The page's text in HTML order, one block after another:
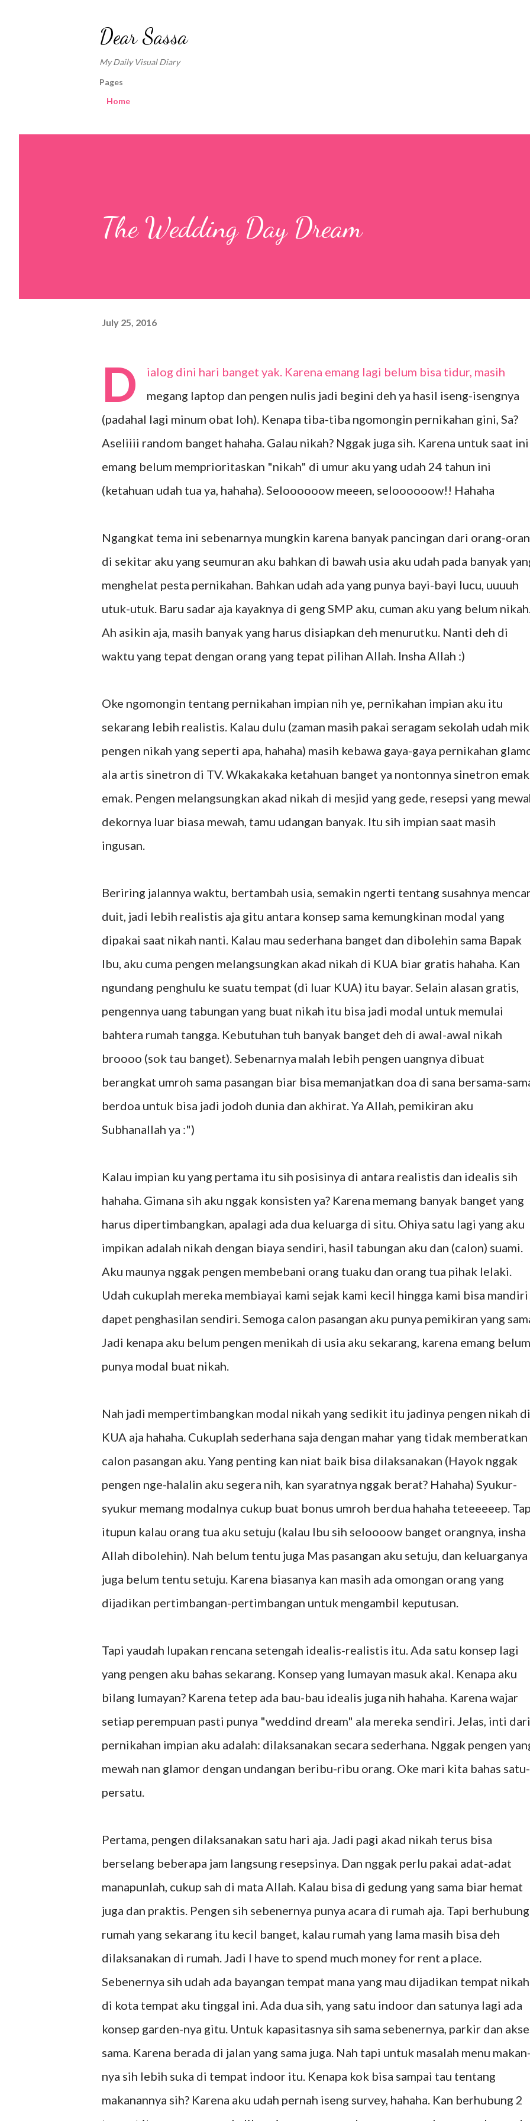
Dear Sassa
My Daily Visual Diary
Pages
Home
The Wedding Day Dream
July 25, 2016
D
ialog dini hari banget yak. Karena emang lagi belum bisa tidur, masih
megang laptop dan pengen nulis jadi begini deh ya hasil iseng-isengnya
(padahal lagi minum obat loh). Kenapa tiba-tiba ngomongin pernikahan gini, Sa?
Aseliiii random banget hahaha. Galau nikah? Nggak juga sih. Karena untuk saat ini
emang belum memprioritaskan "nikah" di umur aku yang udah 24 tahun ini
(ketahuan udah tua ya, hahaha). Seloooooow meeen, seloooooow!! Hahaha
Ngangkat tema ini sebenarnya mungkin karena banyak pancingan dari orang-
di sekitar aku yang seumuran aku bahkan di bawah usia aku udah pada banyak
menghelat pesta pernikahan. Bahkan udah ada yang punya bayi-bayi lucu, uuuuh
utuk-utuk. Baru sadar aja kayaknya di geng SMP aku, cuman aku yang belum
Ah asikin aja, masih banyak yang harus disiapkan deh menurutku. Nanti deh di
waktu yang tepat dengan orang yang tepat pilihan Allah. Insha Allah :)
Oke ngomongin tentang pernikahan impian nih ye, pernikahan impian aku itu
sekarang lebih realistis. Kalau dulu (zaman masih pakai seragam sekolah udah
pengen nikah yang seperti apa, hahaha) masih kebawa gaya-gaya pernikahan
ala artis sinetron di TV. Wkakakaka ketahuan banget ya nontonnya sinetron
emak. Pengen melangsungkan akad nikah di mesjid yang gede, resepsi yang
dekornya luar biasa mewah, tamu udangan banyak. Itu sih impian saat masih
ingusan.
Beriring jalannya waktu, bertambah usia, semakin ngerti tentang susahnya
duit, jadi lebih realistis aja gitu antara konsep sama kemungkinan modal yang
dipakai saat nikah nanti. Kalau mau sederhana banget dan dibolehin sama Bapak
Ibu, aku cuma pengen melangsungkan akad nikah di KUA biar gratis hahaha. Kan
ngundang penghulu ke suatu tempat (di luar KUA) itu bayar. Selain alasan gratis,
pengennya uang tabungan yang buat nikah itu bisa jadi modal untuk memulai
bahtera rumah tangga. Kebutuhan tuh banyak banget deh di awal-awal nikah
broooo (sok tau banget). Sebenarnya malah lebih pengen uangnya dibuat
berangkat umroh sama pasangan biar bisa memanjatkan doa di sana bersama-
berdoa untuk bisa jadi jodoh dunia dan akhirat. Ya Allah, pemikiran aku
Subhanallah ya :")
Kalau impian ku yang pertama itu sih posisinya di antara realistis dan idealis sih
hahaha. Gimana sih aku nggak konsisten ya? Karena memang banyak banget yang
harus dipertimbangkan, apalagi ada dua keluarga di situ. Ohiya satu lagi yang aku
impikan adalah nikah dengan biaya sendiri, hasil tabungan aku dan (calon) suami.
Aku maunya nggak pengen membebani orang tuaku dan orang tua pihak lelaki.
Udah cukuplah mereka membiayai kami sejak kami kecil hingga kami bisa mandiri
dapet penghasilan sendiri. Semoga calon pasangan aku punya pemikiran yang
Jadi kenapa aku belum pengen menikah di usia aku sekarang, karena emang belum
punya modal buat nikah.
Nah jadi mempertimbangkan modal nikah yang sedikit itu jadinya pengen nikah di
KUA aja hahaha. Cukuplah sederhana saja dengan mahar yang tidak memberatkan
calon pasangan aku. Yang penting kan niat baik bisa dilaksanakan (Hayok nggak
pengen nge-halalin aku segera nih, kan syaratnya nggak berat? Hahaha) Syukur-
syukur memang modalnya cukup buat bonus umroh berdua hahaha teteeeeep.
itupun kalau orang tua aku setuju (kalau Ibu sih seloooow banget orangnya, insha
Allah dibolehin). Nah belum tentu juga Mas pasangan aku setuju, dan keluarganya
juga belum tentu setuju. Karena biasanya kan masih ada omongan orang yang
dijadikan pertimbangan-pertimbangan untuk mengambil keputusan.
Tapi yaudah lupakan rencana setengah idealis-realistis itu. Ada satu konsep lagi
yang pengen aku bahas sekarang. Konsep yang lumayan masuk akal. Kenapa aku
bilang lumayan? Karena tetep ada bau-bau idealis juga nih hahaha. Karena wajar
setiap perempuan pasti punya "weddind dream" ala mereka sendiri. Jelas, inti dari
pernikahan impian aku adalah: dilaksanakan secara sederhana. Nggak pengen
mewah nan glamor dengan undangan beribu-ribu orang. Oke mari kita bahas satu-
persatu.
Pertama, pengen dilaksanakan satu hari aja. Jadi pagi akad nikah terus bisa
berselang beberapa jam langsung resepsinya. Dan nggak perlu pakai adat-adat
manapunlah, cukup sah di mata Allah. Kalau bisa di gedung yang sama biar hemat
juga dan praktis. Pengen sih sebenernya punya acara di rumah aja. Tapi berhubung
rumah yang sekarang itu kecil banget, kalau rumah yang lama masih bisa deh
dilaksanakan di rumah. Jadi I have to spend much money for rent a place.
Sebenernya sih udah ada bayangan tempat mana yang mau dijadikan tempat nikah
di kota tempat aku tinggal ini. Ada dua sih, yang satu indoor dan satunya lagi ada
konsep garden-nya gitu. Untuk kapasitasnya sih sama sebenernya, parkir dan
sama. Karena berada di jalan yang sama juga. Nah tapi untuk masalah menu
nya sih lebih suka di tempat indoor itu. Kenapa kok bisa sampai tau tentang
makanannya sih? Karena aku udah pernah iseng survey, hahaha. Kan berhubung 2